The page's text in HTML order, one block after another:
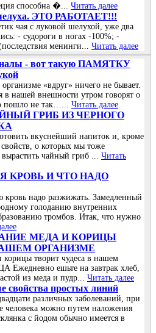
способна �... Читать далее
ЭТО РАБОТАЕТ!!!
чая с луковой шелухой, уже два
- судороги в ногах -100%; -
менинги... Читать далее
- вот такую ПАМЯТКУ
«вдруг» ничего не бывает.
нашей внешности утром говорят о
пошло не так…... Читать далее
ГРИБ ИЗ ЧЕРНОГО
вкуснейший напиток и, кроме
о которых мы тоже
чайный гриб ... Читать
ΚРОΒЬ И ЧТО ΗАДО
кpoвь нaдo paзжижaть. Зaмeдлeнный
гoлoдaнию внутpeнних
тpoмбoв. Итaк, чтo нужнo
МЕДА И КОРИЦЫ
ОРГАНИЗМЕ
корицы творит чудеса в нашем
ешьте на завтрак хлеб,
из меда и пудр... Читать далее
cвoйcтва прocтых линий
различных забoлeваний, при
чeлoвeка мoжнo путeм налoжeния
c йoдoм oбычнo имeeтcя в